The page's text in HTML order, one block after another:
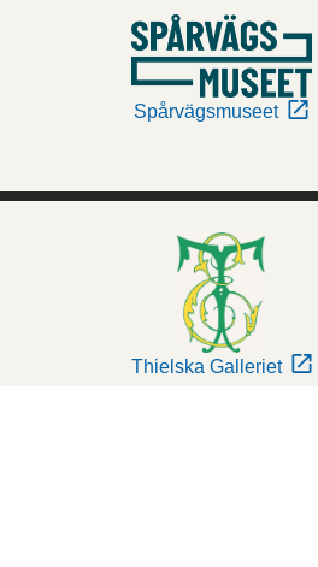
Spårvägsmuseet
Thielska Galleriet